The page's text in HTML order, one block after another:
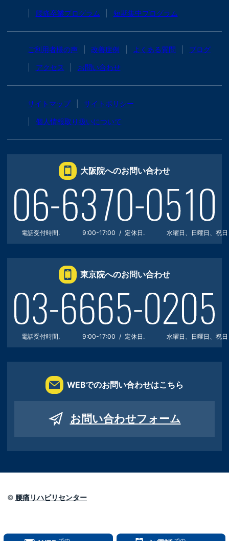
腰痛卒業プログラム 短期集中プログラム
ご利用者様の声 改善症例 よくある質問 ブログ
アクセス お問い合わせ
サイトマップ サイトポリシー
個人情報取り扱いについて
大阪院へのお問い合わせ
電話受付時間. 9:00-17:00 定休日. 水曜日、日曜日、祝日
東京院へのお問い合わせ
電話受付時間. 9:00-17:00 定休日. 水曜日、日曜日、祝日
WEBでのお問い合わせはこちら
お問い合わせフォーム
© 腰痛リハビリセンター